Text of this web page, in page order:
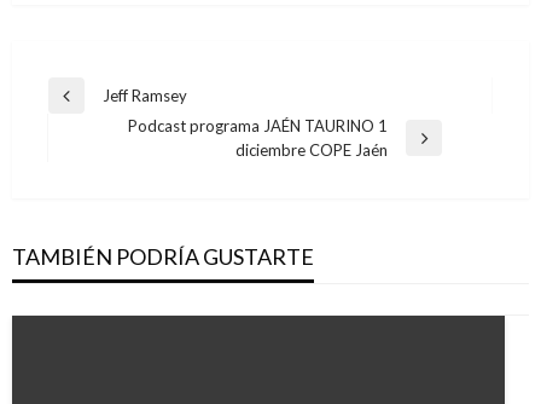
Navegación
Entrada
Jeff Ramsey
Podcast programa JAÉN TAURINO 1
diciembre COPE Jaén
TAMBIÉN PODRÍA GUSTARTE